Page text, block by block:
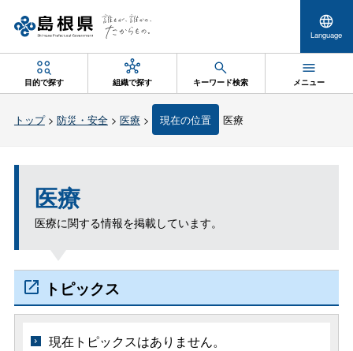
Language
目的で探す 組織で探す キーワード検索 メニュー
トップ> 防災・安全> 医療 > 現在の位置 医療
医療
医療に関する情報を掲載しています。
トピックス
現在トピックスはありません。